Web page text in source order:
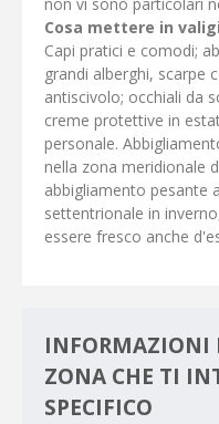
non vi sono particolari
Cosa mettere in
Capi pratici e comodi;
grandi alberghi, scarpe
antiscivolo; occhiali da
creme protettive in
personale.
nella zona meridionale
abbigliamento pesante
settentrionale in
essere fresco anche
INFORMAZIONI
ZONA CHE TI
SPECIFICO